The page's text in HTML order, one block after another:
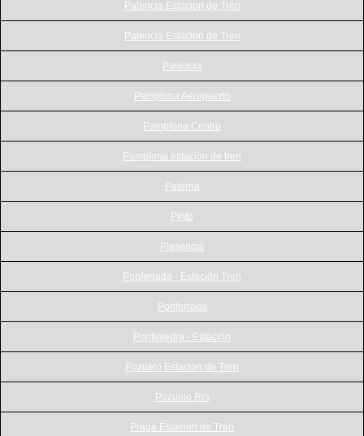
Palencia Estacion de Tren
Palencia Estacion de Tren
Palencia
Pamplona Aeropuerto
Pamplona Centro
Pamplona estación de tren
Paterna
Pinto
Plasencia
Ponferrada - Estación Tren
Ponferrada
Pontevedra - Estación
Pozuelo Estacion de Tren
Pozuelo Rrs
Praga Estacion de Tren